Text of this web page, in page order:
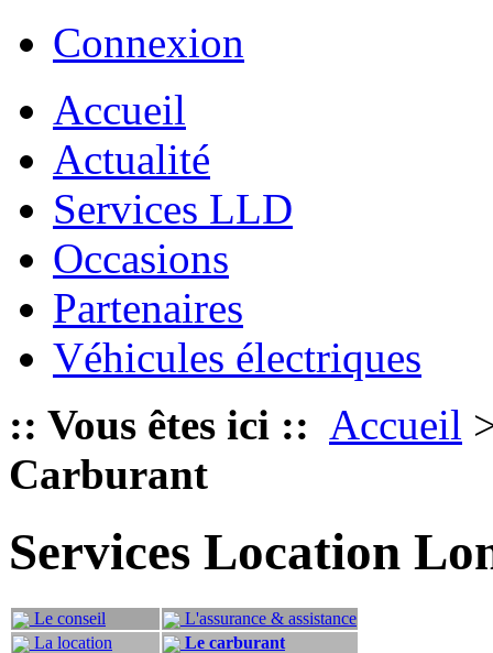
Connexion
Accueil
Actualité
Services LLD
Occasions
Partenaires
Véhicules électriques
:: Vous êtes ici :: Accueil
Carburant
Services Location
Le conseil
L'assurance & assistance
La location
Le carburant